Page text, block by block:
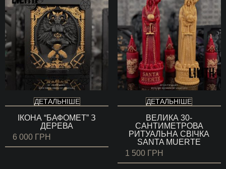
ДЕТАЛЬНІШЕ
ІКОНА “БАФОМЕТ” З
ДЕРЕВА
6 000 ГРН
ДЕТАЛЬНІШЕ
ВЕЛИКА 30-
САНТИМЕТРОВА
РИТУАЛЬНА СВІЧКА
SANTA MUERTE
1 500 ГРН